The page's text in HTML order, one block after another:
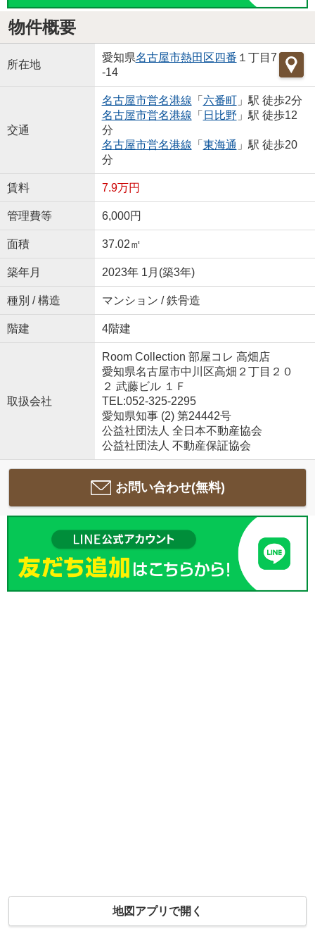
物件概要
所在地
愛知県名古屋市熱田区 四番 １丁目7
-14
交通
名古屋市営名港線 「 六番町」駅 徒歩2分
名古屋市営名港線 「 日比野 」駅 徒歩12
分
名古屋市営名港線 「 東海通 」駅 徒歩20
分
賃料 7.9万円
管理費等 6,000円
面積 37.02㎡
築年月 2023年 1月(築3年)
種別 / 構造 マンション / 鉄骨造
階建 4階建
取扱会社
Room Collection 部屋コレ 高畑店
愛知県名古屋市中川区高畑２丁目２０
２ 武藤ビル １Ｆ
TEL:052-325-2295
愛知県知事 (2) 第24442号
公益社団法人 全日本不動産協会
公益社団法人 不動産保証協会
お問い合わせ(無料)
地図アプリで開く